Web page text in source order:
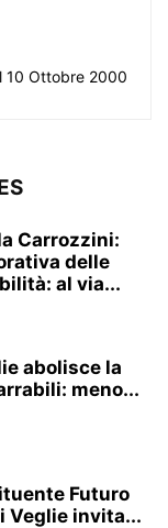
10 Ottobre 2000
Carrozzini:
delle
al via...
abolisce la
meno...
Futuro
Veglie invita...